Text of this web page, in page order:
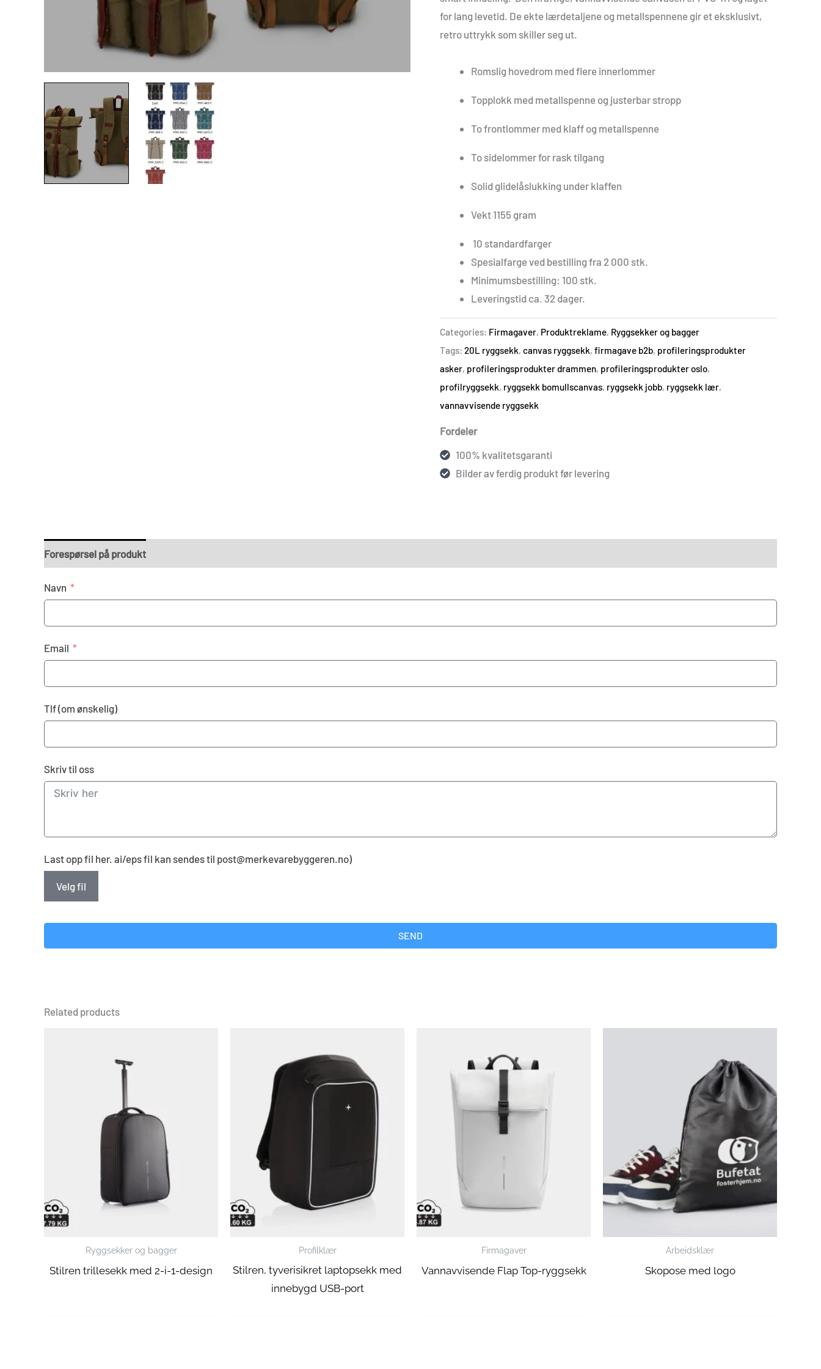
for lang levetid. De ekte lærdetaljene og metallspennene gir et eksklusivt,
retro uttrykk som skiller seg ut.
Romslig hovedrom med flere innerlommer
Topplokk med metallspenne og justerbar stropp
To frontlommer med klaff og metallspenne
To sidelommer for rask tilgang
Solid glidelåslukking under klaffen
Vekt 1155 gram
10 standardfarger
Spesialfarge ved bestilling fra 2 000 stk.
Minimumsbestilling: 100 stk.
Leveringstid ca. 32 dager.
Categories: Firmagaver, Produktreklame, Ryggsekker og bagger
Tags: 20L ryggsekk, canvas ryggsekk, firmagave b2b, profileringsprodukter
asker, profileringsprodukter drammen, profileringsprodukter oslo,
profilryggsekk, ryggsekk bomullscanvas, ryggsekk jobb, ryggsekk lær,
vannavvisende ryggsekk
Fordeler
100% kvalitetsgaranti
Bilder av ferdig produkt før levering
Forespørsel på produkt
Navn
Email
Tlf (om ønskelig)
Skriv til oss
Last opp fil her. ai/eps fil kan sendes til post@merkevarebyggeren.no)
Velg fil
SEND
Related products
Ryggsekker og bagger
Stilren trillesekk med 2-i-1-design
Profilklær
Stilren, tyverisikret laptopsekk med
innebygd USB-port
Firmagaver
Vannavvisende Flap Top-ryggsekk
Arbeidsklær
Skopose med logo